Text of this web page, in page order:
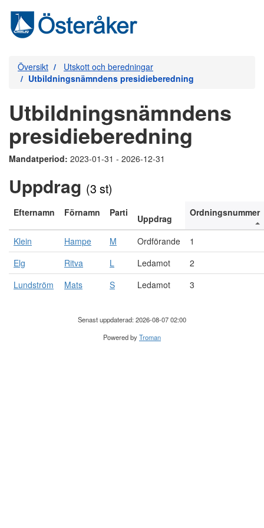
Översikt
Utskott och beredningar
Utbildningsnämndens presidieberedning
Utbildningsnämndens
presidieberedning
Mandatperiod: 2023-01-31 - 2026-12-31
Uppdrag (3 st)
Efternamn Förnamn Parti
Uppdrag
Ordningsnummer
Klein Hampe M Ordförande
1
Elg
Ritva L Ledamot
2
Lundström
Mats S Ledamot 3
Senast uppdaterad: 2026-08-07 02:00
Powered byTroman